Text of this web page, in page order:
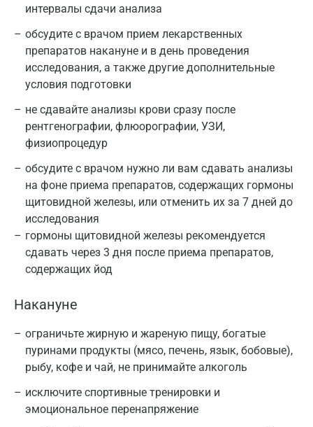
интервалы сдачи анализа
обсудите с врачом прием лекарственных
препаратов накануне и в день проведения
исследования, а также другие дополнительные
условия подготовки
не сдавайте анализы крови сразу после
рентгенографии, флюорографии, УЗИ,
физиопроцедур
обсудите с врачом нужно ли вам сдавать анализы
на фоне приема препаратов, содержащих гормоны
щитовидной железы, или отменить их за 7 дней до
исследования
гормоны щитовидной железы рекомендуется
сдавать через 3 дня после приема препаратов,
содержащих йод
Накануне
ограничьте жирную и жареную пищу, богатые
пуринами продукты (мясо, печень, язык, бобовые),
рыбу, кофе и чай, не принимайте алкоголь
исключите спортивные тренировки и
эмоциональное перенапряжение
Москва
Санкт-Петербург
Нижний Новгород
Казань
Альметьевск
Апрелевка
Армавир
Астрахань
Балашиха
Барнаул
Брянск
Великий Новгород